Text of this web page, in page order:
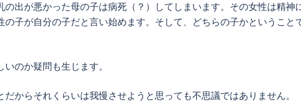
出が悪かった母の子は病死（？）してしまいます。その女性は精神
子が自分の子だと言い始めます。そして、どちらの子かということ
のか疑問も生じます。
からそれくらいは我慢させようと思っても不思議ではありません。